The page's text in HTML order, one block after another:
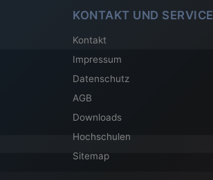
KONTAKT UND SERVICE
Kontakt
Impressum
Datenschutz
AGB
Downloads
Hochschulen
Sitemap